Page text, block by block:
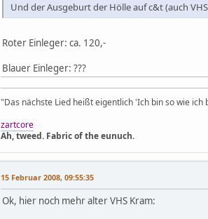
Und der Ausgeburt der Hölle auf c&t (auch
Roter Einleger: ca. 120,-
Blauer Einleger: ???
"Das nächste Lied heißt eigentlich 'Ich bin so wie ich
zartcore
Ah, tweed. Fabric of the eunuch.
15 Februar 2008, 09:55:35
Ok, hier noch mehr alter VHS Kram: